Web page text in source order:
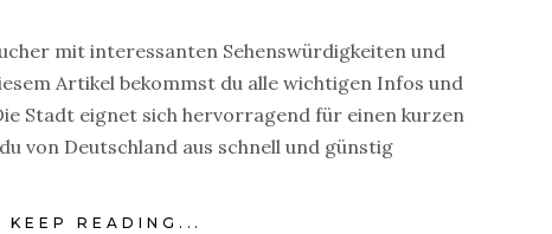
mit interessanten Sehenswürdigkeiten und
Artikel bekommst du alle wichtigen Infos und
Stadt eignet sich hervorragend für einen kurzen
von Deutschland aus schnell und günstig
KEEP READING...